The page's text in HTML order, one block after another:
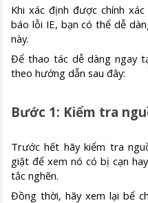
Khi xác định được chính
báo lỗi IE, bạn có thể dễ
này.
Để thao tác dễ dàng ngay
theo hướng dẫn sau đây:
Bước 1: Kiểm tra
Trước hết hãy kiểm tra
giặt để xem nó có bị cạn
tắc nghẽn.
Đồng thời, hãy xem lại bể